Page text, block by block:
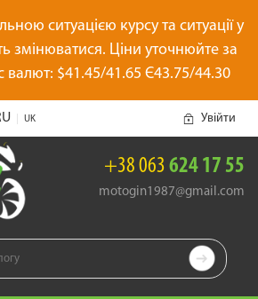
ситуацією курсу та ситуації у
змінюватися. Ціни уточнюйте за
валют: $41.45/41.65 Є43.75/44.30
UK Увійти
+38 063 624 17 55
motogin1987@gmail.com
